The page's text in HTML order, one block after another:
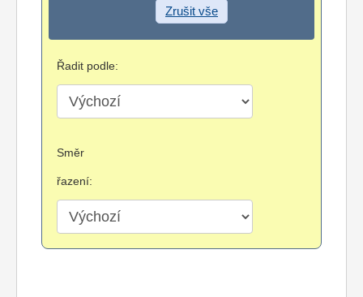
Zrušit vše
Řadit podle:
Směr
řazení: